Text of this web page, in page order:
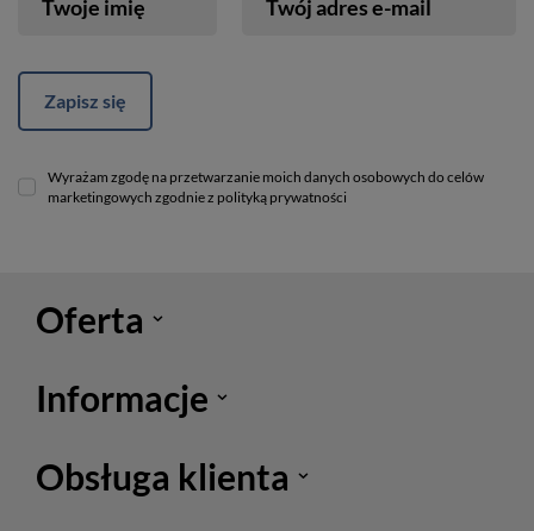
Twoje imię Twój adres e-mail
Zapisz się
Wyrażam zgodę na przetwarzanie moich danych osobowych do celów
marketingowych zgodnie z polityką prywatności
Oferta
Informacje
Obsługa klienta